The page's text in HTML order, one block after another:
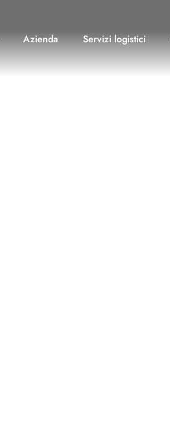
Azienda Servizi logistici